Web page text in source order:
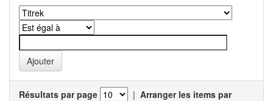
Résultats par page | Arranger les items par